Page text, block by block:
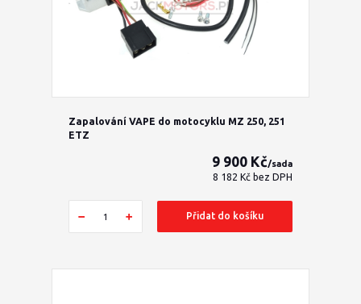
Zapalování VAPE do motocyklu MZ 250, 251
ETZ
9 900 Kč/sada
8 182 Kč bez DPH
Přidat do košíku